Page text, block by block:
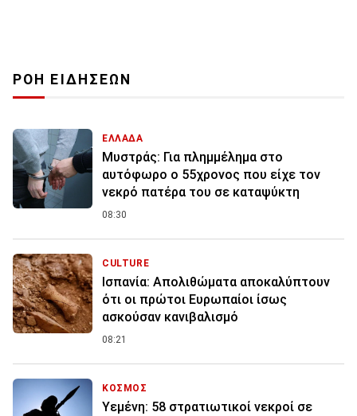
ΡΟΗ ΕΙΔΗΣΕΩΝ
ΕΛΛΑΔΑ
Μυστράς: Για πλημμέλημα στο
αυτόφωρο ο 55χρονος που είχε τον
νεκρό πατέρα του σε καταψύκτη
08:30
CULTURE
Ισπανία: Απολιθώματα αποκαλύπτουν
ότι οι πρώτοι Ευρωπαίοι ίσως
ασκούσαν κανιβαλισμό
08:21
ΚΟΣΜΟΣ
Υεμένη: 58 στρατιωτικοί νεκροί σε